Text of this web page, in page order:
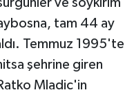
ve soykırım
tam 44 ay
Temmuz 1995'te
şehrine giren
Mladic'in